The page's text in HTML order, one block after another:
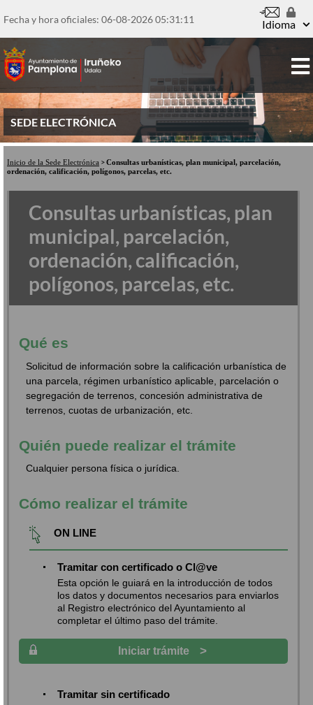
al
principal
Fecha y hora oficiales: 06-08-202605:31:12 Idioma
SEDE ELECTRÓNICA
Inicio de la Sede Electrónica
Consultas urbanísticas, plan municipal, parcelación,
ordenación, calificación, polígonos, parcelas, etc.
Consultas urbanísticas, plan
municipal, parcelación,
ordenación, calificación,
polígonos, parcelas, etc.
Qué es
Solicitud de información sobre la calificación urbanística de
una parcela, régimen urbanístico aplicable, parcelación o
segregación de terrenos, concesión administrativa de
terrenos, cuotas de urbanización, etc.
Quién puede realizar el trámite
Cualquier persona física o jurídica.
Cómo realizar el trámite
ON LINE
Tramitar con certificado o Cl@ve
Esta opción le guiará en la introducción de todos
los datos y documentos necesarios para enviarlos
al Registro electrónico del Ayuntamiento al
completar el último paso del trámite.
Iniciar trámite >
Tramitar sin certificado